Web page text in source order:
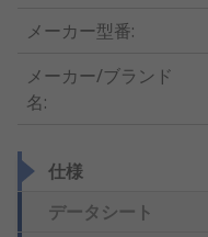
メーカー型番:
メーカー/ブランド
名:
仕様
データシート